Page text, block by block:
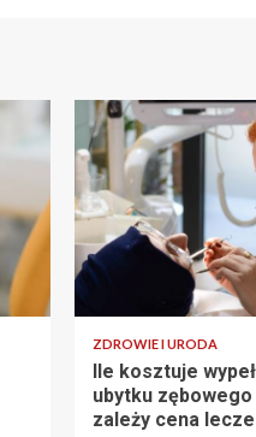
ZDROWIE I URODA
Ile kosztuje
ubytku
zależy cena